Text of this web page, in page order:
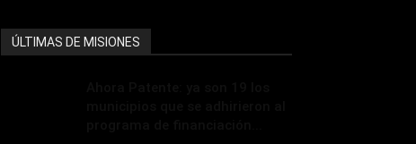
ÚLTIMAS DE MISIONES